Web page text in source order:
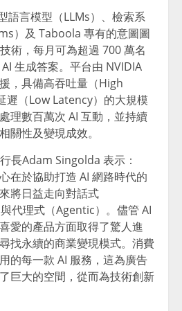
語言模型（LLMs）、檢索系
）及 Taboola 專有的意圖圖
術，每月可為超過 700 萬名
生成答案。平台由 NVIDIA
，具備高吞吐量（High
（Low Latency）的大規模
理數百萬次 AI 互動，並持續
關性及變現成效。
長Adam Singolda 表示：
在於協助打造 AI 網路時代的
將日益走向對話式
代理式（Agentic）。儘管 AI
愛的產品方面取得了驚人進
找永續的商業變現模式。消費
的每一款 AI 服務，這為廣告
巨大的空間，從而為技術創新